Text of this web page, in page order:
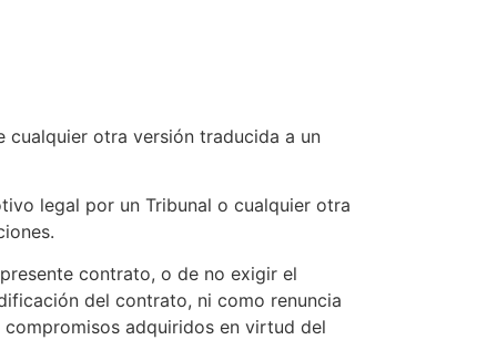
cualquier otra versión traducida a un
legal por un Tribunal o cualquier otra
contrato, o de no exigir el
del contrato, ni como renuncia
adquiridos en virtud del